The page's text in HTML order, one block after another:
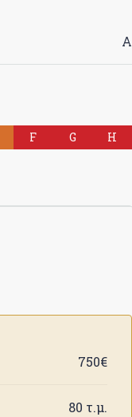
Α
F G H
750€
80 τ.μ.